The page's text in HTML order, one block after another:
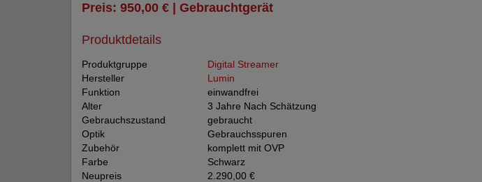
Preis: 950,00 € | Gebrauchtgerät
Produktdetails
Produktgruppe
Digital Streamer
Hersteller
Lumin
Funktion
einwandfrei
Alter
3 Jahre Nach Schätzung
Gebrauchszustand
gebraucht
Optik
Gebrauchsspuren
Zubehör
komplett mit OVP
Farbe
Schwarz
Neupreis
2.290,00 €